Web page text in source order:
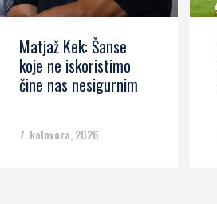
Matjaž Kek: Šanse
koje ne iskoristimo
čine nas nesigurnim
7. kolovoza, 2026